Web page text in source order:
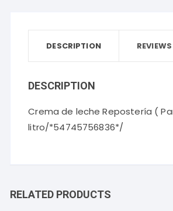
quantity
DESCRIPTION
DESCRIPTION
Crema de leche Repostería (
litro/*54745756836*/
RELATED PRODUCTS